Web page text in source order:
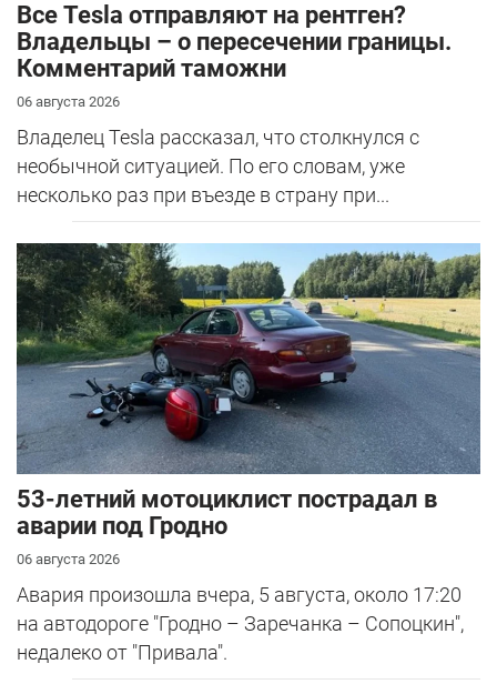
Все Tesla отправляют на рентген?
Владельцы – о пересечении границы.
Комментарий таможни
06 августа 2026
Владелец Tesla рассказал, что столкнулся с
необычной ситуацией. По его словам, уже
несколько раз при въезде в страну при...
53-летний мотоциклист пострадал в
аварии под Гродно
06 августа 2026
Авария произошла вчера, 5 августа, около 17:20
на автодороге "Гродно – Заречанка – Сопоцкин",
недалеко от "Привала".